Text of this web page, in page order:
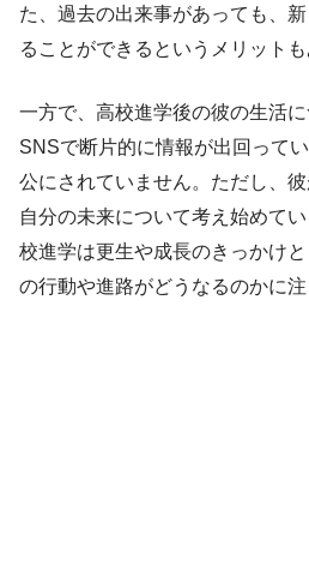
た、過去の出来事があっても、
ることができるというメリットも
一方で、高校進学後の彼の生活
SNSで断片的に情報が出回って
公にされていません。ただし、
自分の未来について考え始めて
校進学は更生や成長のきっかけ
の行動や進路がどうなるのかに注